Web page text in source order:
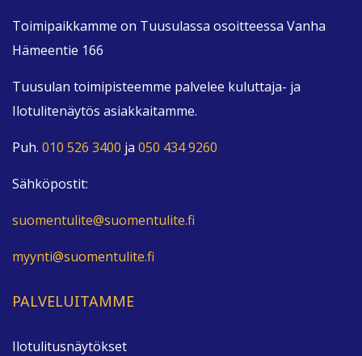
Toimipaikkamme on Tuusulassa osoitteessa Vanha
Hämeentie 166
Tuusulan toimipisteemme palvelee kuluttaja- ja
Ilotulitenäytös asiakkaitamme.
Puh. 010 526 3400 ja 050 434 9260
Sähköpostit:
suomentulite@suomentulite.fi
myynti@suomentulite.fi
PALVELUITAMME
Ilotulitusnäytökset